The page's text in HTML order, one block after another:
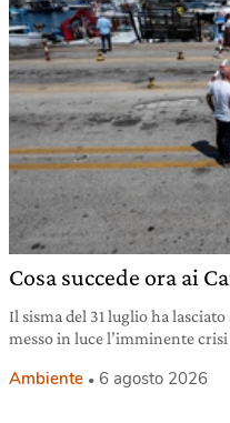
Cosa succede ora ai
Il sisma del 31 luglio ha
messo in luce l’imminente
Ambiente 6 agosto 2026